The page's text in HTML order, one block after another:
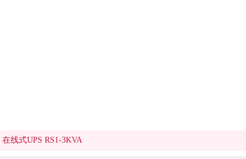
在线式UPS RS1-3KVA